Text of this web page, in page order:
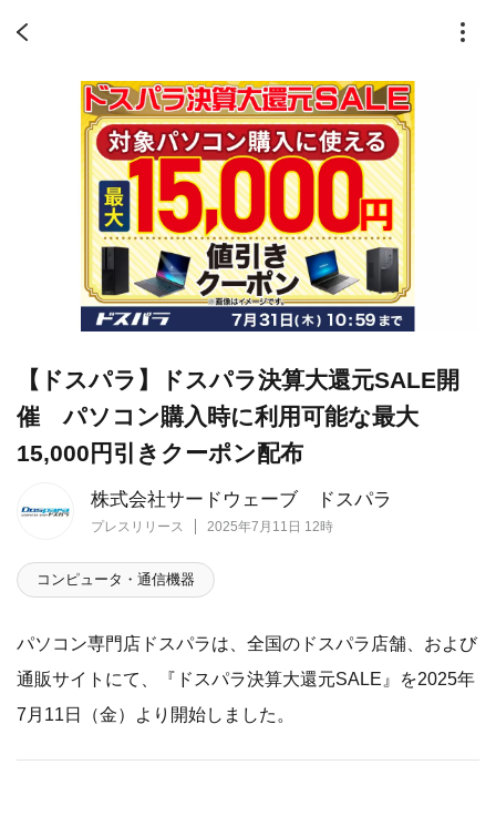
株式会社サードウェーブ ドスパラ
プレスリリース 2025年7月11日 12時
【ドスパラ】ドスパラ決算大還元SALE開
催 パソコン購入時に利用可能な最大
15,000円引きクーポン配布
コンピュータ・通信機器
パソコン専門店ドスパラは、全国のドスパラ店舗、および
通販サイトにて、『ドスパラ決算大還元SALE』を2025年
7月11日（金）より開始しました。